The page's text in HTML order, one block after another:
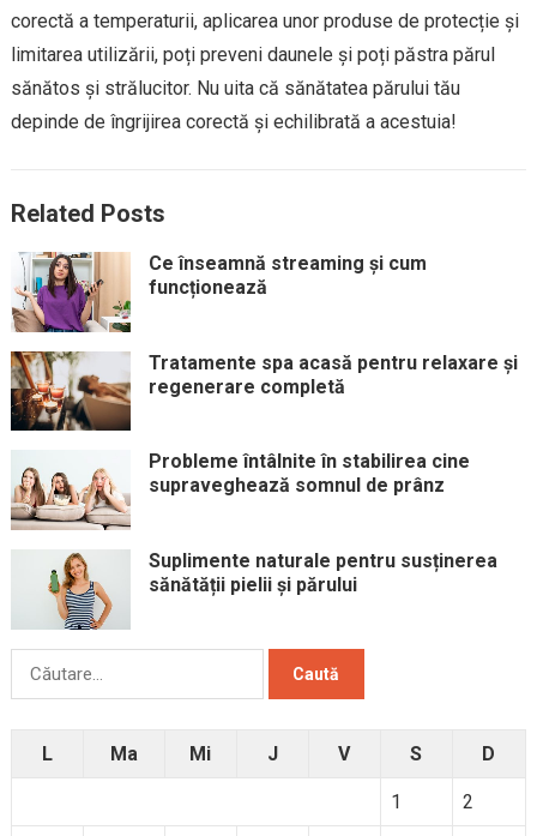
corectă a temperaturii, aplicarea unor produse de protecție și
limitarea utilizării, poți preveni daunele și poți păstra părul
sănătos și strălucitor. Nu uita că sănătatea părului tău
depinde de îngrijirea corectă și echilibrată a acestuia!
Related Posts
Ce înseamnă streaming și cum
funcționează
Tratamente spa acasă pentru relaxare și
regenerare completă
Probleme întâlnite în stabilirea cine
supraveghează somnul de prânz
Suplimente naturale pentru susținerea
sănătății pielii și părului
L Ma Mi J V S D
1 2